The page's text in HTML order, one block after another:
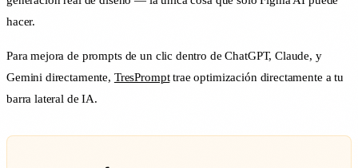
hacer.
Para mejora de prompts de un clic dentro de ChatGPT, Claude, y
Gemini directamente, TresPrompttrae optimización directamente a tu
barra lateral de IA.